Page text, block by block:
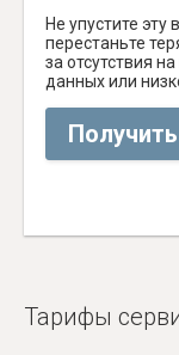
Не упустите эту
перестаньте
за отсутствия
данных или
Тарифы